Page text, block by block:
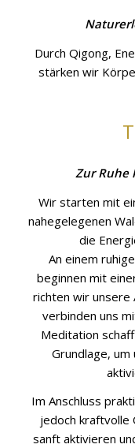
Durch Qigong,
stärken wir
Zur Ruhe
Wir starten mit
nahegelegenen
die
An einem
beginnen mit
richten wir unsere
verbinden uns
Meditation
Grundlage,
Im Anschluss
jedoch kraftvolle
sanft aktivieren